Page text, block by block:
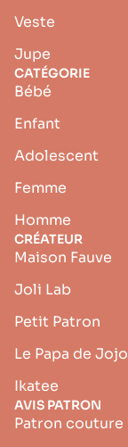
Veste
Jupe
CATÉGORIE
Bébé
Enfant
Adolescent
Femme
Homme
CRÉATEUR
Maison Fauve
Joli Lab
Petit Patron
Le Papa de Jojo
Ikatee
AVIS PATRON
Patron couture